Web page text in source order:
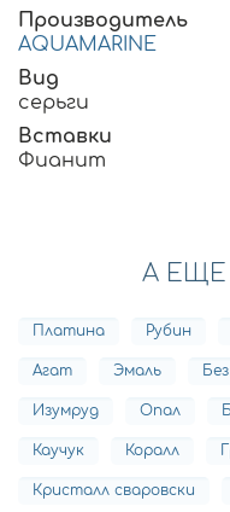
Производитель
AQUAMARINE
Вид
серьги
Вставки
Фианит
А ЕЩЕ
Платина Рубин
Агат Эмаль
Изумруд Опал
Каучук Коралл
Кристалл сваровски